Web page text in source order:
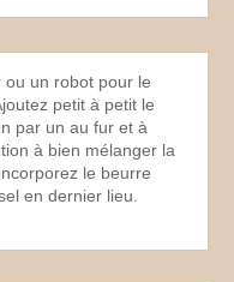
ou un robot pour le
petit à petit le
par un au fur et à
à bien mélanger la
le beurre
en dernier lieu.